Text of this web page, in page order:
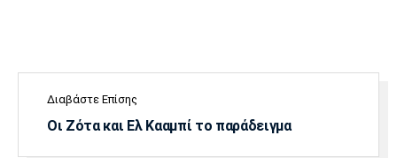
Διαβάστε Επίσης
Οι Ζότα και Ελ Κααμπί το παράδειγμα